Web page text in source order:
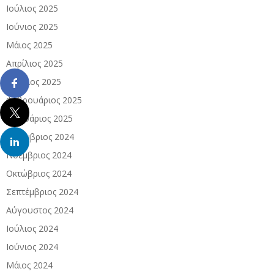
Ιούλιος 2025
Ιούνιος 2025
Μάιος 2025
Απρίλιος 2025
Μάρτιος 2025
Φεβρουάριος 2025
Ιανουάριος 2025
Δεκέμβριος 2024
Νοέμβριος 2024
Οκτώβριος 2024
Σεπτέμβριος 2024
Αύγουστος 2024
Ιούλιος 2024
Ιούνιος 2024
Μάιος 2024